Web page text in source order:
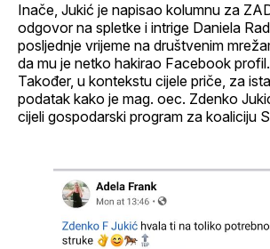
Inače, Jukić je napisao kolumnu za
odgovor na spletke i intrige Daniela
posljednje vrijeme na društvenim
da mu je netko hakirao Facebook profil.
Također, u kontekstu cijele priče, za
podatak kako je mag. oec. Zdenko
cijeli gospodarski program za koaliciju